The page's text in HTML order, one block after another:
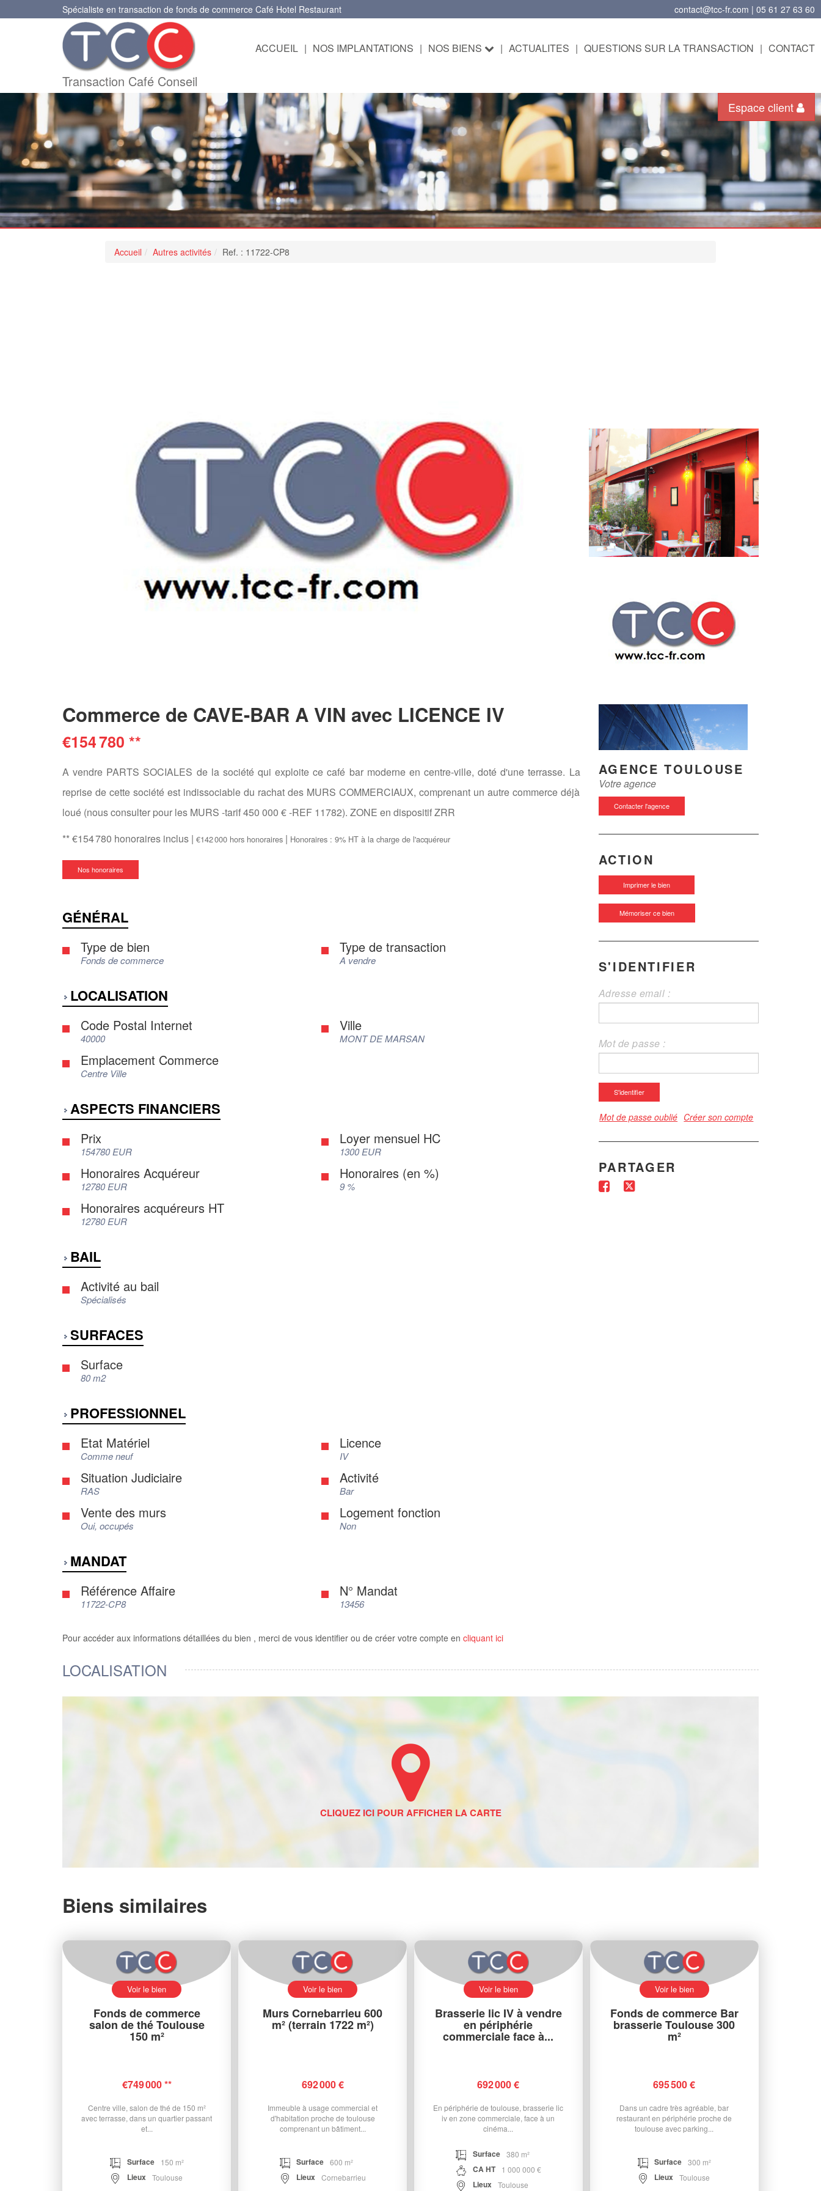
contact@tcc-fr.com | 05 61 27 63 60
Spécialiste en transaction de fonds de commerce Café Hotel Restaurant
Transaction Café Conseil
ACCUEIL | NOS IMPLANTATIONS | NOS BIENS | ACTUALITES | QUESTIONS SUR LA TRANSACTION | CONTACT
Espace client
Accueil Autres activités Ref. : 11722-CP8
Commerce de CAVE-BAR A VIN avec LICENCE IV
€154 780 **
A vendre PARTS SOCIALES de la société qui exploite ce café bar moderne en centre-ville, doté d'une terrasse. La
reprise de cette société est indissociable du rachat des MURS COMMERCIAUX, comprenant un autre commerce déjà
loué (nous consulter pour les MURS -tarif 450 000 € -REF 11782). ZONE en dispositif ZRR
** €154 780 honoraires inclus | €142 000 hors honoraires | Honoraires : 9% HT à la charge de l'acquéreur
Nos honoraires
GÉNÉRAL
Type de bien
Fonds de commerce
Type de transaction
A vendre
LOCALISATION
Code Postal Internet
40000
Ville
MONT DE MARSAN
Emplacement Commerce
Centre Ville
ASPECTS FINANCIERS
Prix
154780 EUR
Loyer mensuel HC
1300 EUR
Honoraires Acquéreur
12780 EUR
Honoraires (en %)
9 %
Honoraires acquéreurs HT
12780 EUR
BAIL
Activité au bail
Spécialisés
SURFACES
Surface
80 m2
PROFESSIONNEL
Etat Matériel
Comme neuf
Licence
IV
Situation Judiciaire
RAS
Activité
Bar
Vente des murs
Oui, occupés
Logement fonction
Non
MANDAT
Référence Affaire
11722-CP8
N° Mandat
13456
Pour accéder aux informations détaillées du bien , merci de vous identifier ou de créer votre compte en cliquant ici
AGENCE TOULOUSE
Votre agence
Contacter l'agence
ACTION
Imprimer le bien
Mémoriser ce bien
S'IDENTIFIER
Adresse email :
Mot de passe :
S'identifier
Mot de passe oublié Créer son compte
PARTAGER
LOCALISATION
Biens similaires
Voir le bien
Fonds de commerce
salon de thé Toulouse
150 m²
€749 000**
Centre ville, salon de thé de 150 m²
avec terrasse, dans un quartier passant
et...
Surface 150 m²
Lieux Toulouse
Voir le bien
Murs Cornebarrieu 600
m² (terrain 1722 m²)
692 000 €
Immeuble à usage commercial et
d'habitation proche de toulouse
comprenant un bâtiment...
Surface 600 m²
Lieux Cornebarrieu
Voir le bien
Brasserie lic IV à vendre
en périphérie
commerciale face à...
692 000 €
En périphérie de toulouse, brasserie lic
iv en zone commerciale, face à un
cinéma...
Surface 380 m²
CA HT 1 000 000 €
Lieux Toulouse
Voir le bien
Fonds de commerce Bar
brasserie Toulouse 300
m²
695 500 €
Dans un cadre très agréable, bar
restaurant en périphérie proche de
toulouse avec parking...
Surface 300 m²
Lieux Toulouse